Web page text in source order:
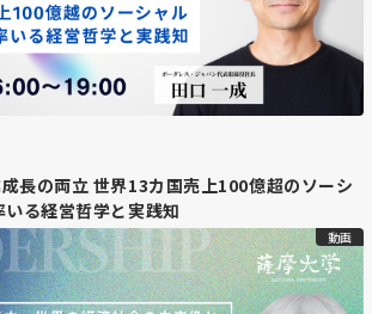
するような物件を持っているので、行方
。
ース】ニセコ
」世界最高賞 スキー・
ホテル部門 ルスツは6度
日本一」
長の両立 世界13カ国売上100億超のソーシ
る経営哲学と実践知
動画